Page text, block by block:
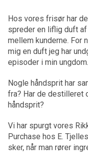
Hos vores frisør har
spreder en liflig duft
mellem kunderne. For
mig en duft jeg har
episoder i min ungdom.
Nogle håndsprit har
fra? Har de destilleret
håndsprit?
Vi har spurgt vores
Purchase hos E.
sker, når man rører